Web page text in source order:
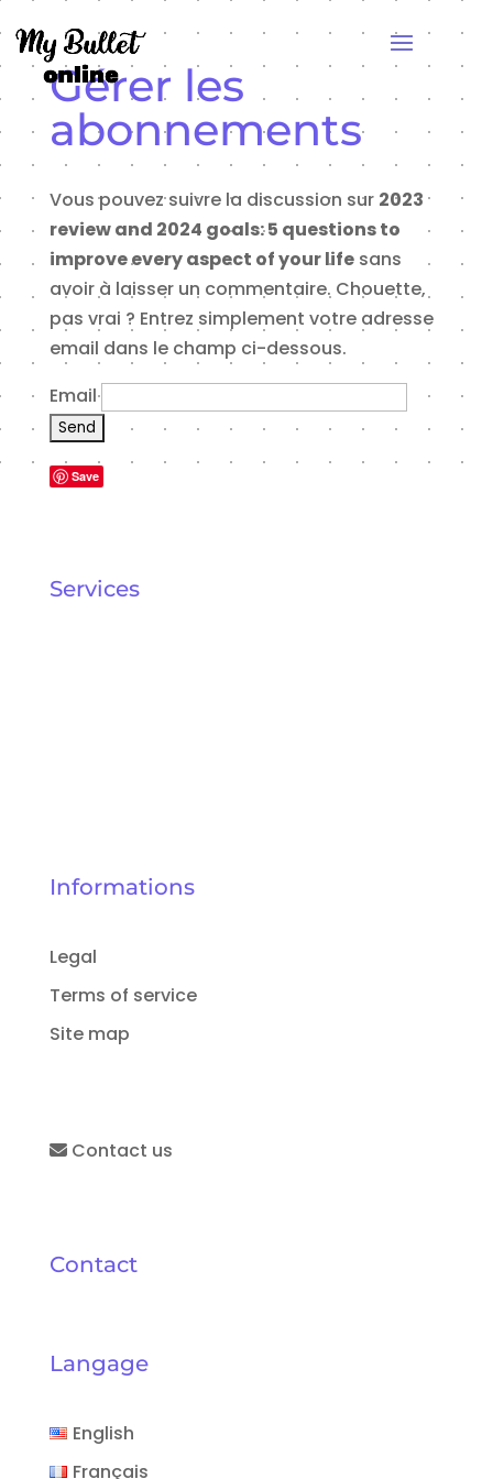
Gérer les
abonnements
Vous pouvez suivre la discussion sur 2023
review and 2024 goals: 5 questions to
improve every aspect of your lifesans
avoir à laisser un commentaire. Chouette,
pas vrai ? Entrez simplement votre adresse
email dans le champ ci-dessous.
Email
Save
Services
Informations
Legal
Terms of service
Site map
Contact us
Contact
Langage
English
Français